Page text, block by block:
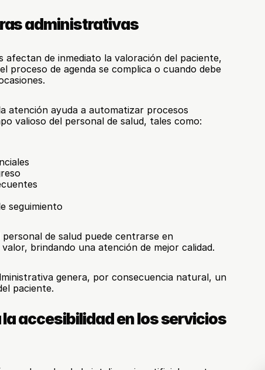
administrativas
afectan de inmediato la valoración del paciente,
proceso de agenda se complica o cuando debe
atención ayuda a automatizar procesos
valioso del personal de salud, tales como:
seguimiento
de salud puede centrarse en
brindando una atención de mejor calidad.
genera, por consecuencia natural, un
paciente.
la accesibilidad en los servicios